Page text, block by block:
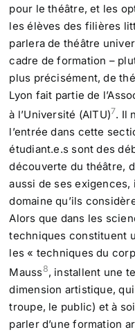
pour le théâtre, et les
les élèves des filières
parlera de théâtre
cadre de formation –
plus précisément, de
Lyon fait partie de
à l’Université (AITU)7. Il
l’entrée dans cette
étudiant.e.s sont des
découverte du théâtre,
aussi de ses
domaine qu’ils
Alors que dans les
techniques constituent
les « techniques du
Mauss8, installent une
dimension artistique,
troupe, le public) et à
parler d’une formation